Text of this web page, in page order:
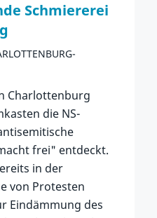
Schmiererei
Charlottenburg
die NS-
frei" entdeckt.
in der
von Protesten
Eindämmung des